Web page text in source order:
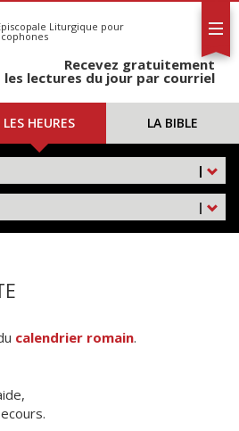
Liturgique pour
Recevez gratuitement
les lectures du jour par courriel
LES HEURES LA BIBLE
|
|
calendrier romain.